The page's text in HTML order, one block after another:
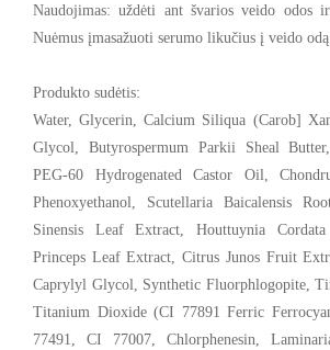
Naudojimas: uždėti ant švarios veido odos
Nuėmus įmasažuoti serumo likučius į veido odą.
Produkto sudėtis:
Water, Glycerin, Calcium Siliqua (Carob]
Glycol, Butyrospermum Parkii Sheal
PEG-60 Hydrogenated Castor Oil,
Phenoxyethanol, Scutellaria Baicalensis
Sinensis Leaf Extract, Houttuynia
Princeps Leaf Extract, Citrus Junos Fruit
Caprylyl Glycol, Synthetic Fluorphlogopite,
Titanium Dioxide (CI 77891 Ferric
77491, CI 77007, Chlorphenesin,